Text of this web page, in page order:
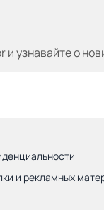
и узнавайтео
и рекламных